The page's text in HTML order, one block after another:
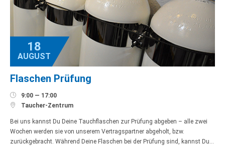
18
AUGUST
Flaschen Prüfung
 9:00 — 17:00
 Taucher-Zentrum
Bei uns kannst Du Deine Tauchflaschen zur Prüfung abgeben – alle zwei
Wochen werden sie von unserem Vertragspartner abgeholt, bzw.
zurückgebracht. Während Deine Flaschen bei der Prüfung sind, kannst Du…